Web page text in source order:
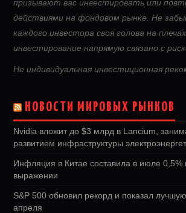
призывают вас инвестировать или
действиями на фондовом рынке. Не
каждого инвестора своя голова на
инвестирование напрямую связано с
Не индивидуальная инвестиционная
НОВОСТИ МИРОВЫХ РЫНКОВ
Nvidia вложит до $3 млрд в Lancium,
развитием инфраструктуры
Инфляция в Китае составила в июле 0,5%
выражении
S&P 500 обновил рекорд и показал
апреля